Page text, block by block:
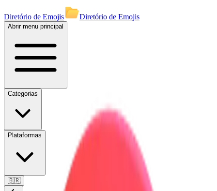
Diretório de Emojis Diretório de Emojis
Abrir menu principal
Categorias
Plataformas
🇧🇷